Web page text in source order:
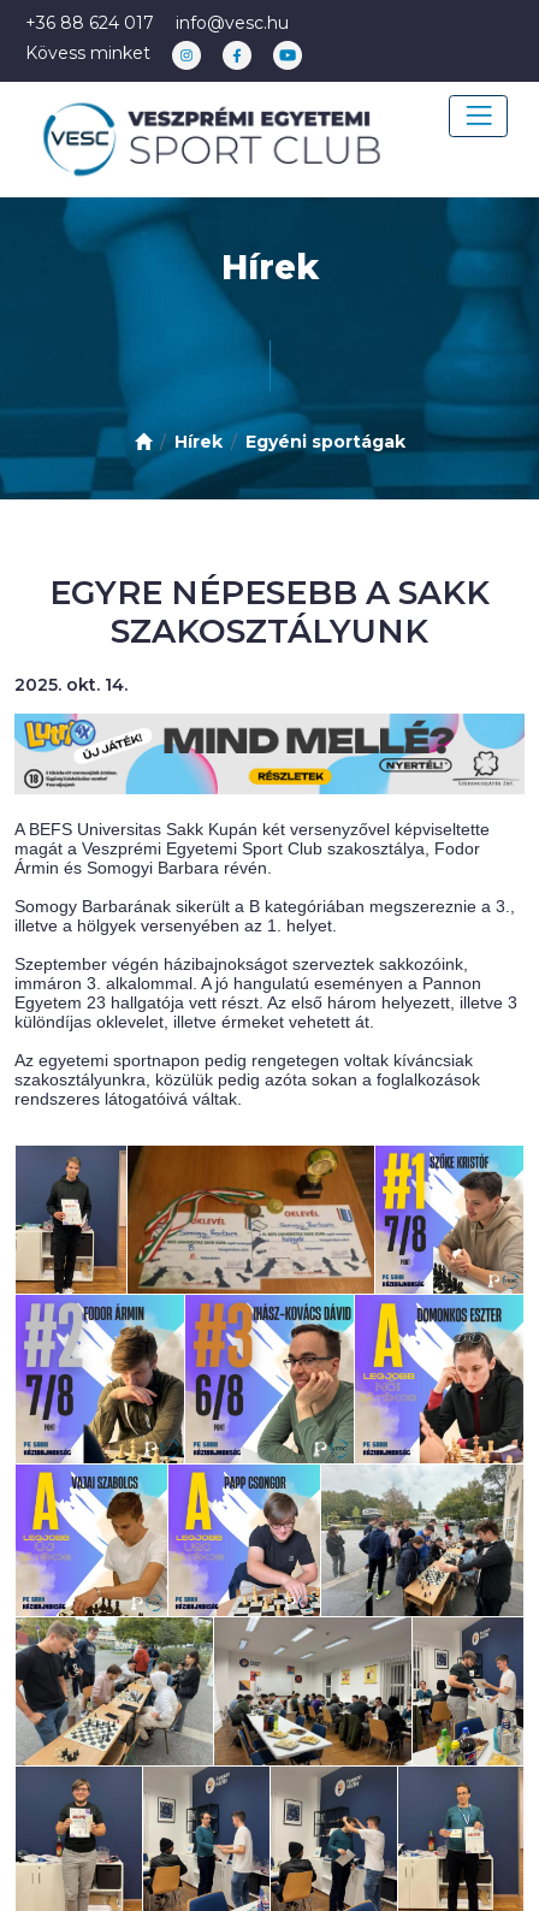
+36 88 624 017
info@vesc.hu
Kövess minket
Hírek
Hírek Egyéni sportágak
EGYRE NÉPESEBB A SAKK
SZAKOSZTÁLYUNK
2025. okt. 14.
A BEFS Universitas Sakk Kupán két versenyzővel képviseltette
magát a Veszprémi Egyetemi Sport Club szakosztálya, Fodor
Ármin és Somogyi Barbara révén.
Somogy Barbarának sikerült a B kategóriában megszereznie a 3.,
illetve a hölgyek versenyében az 1. helyet.
Szeptember végén házibajnokságot szerveztek sakkozóink,
immáron 3. alkalommal. A jó hangulatú eseményen a Pannon
Egyetem 23 hallgatója vett részt. Az első három helyezett, illetve 3
különdíjas oklevelet, illetve érmeket vehetett át.
Az egyetemi sportnapon pedig rengetegen voltak kíváncsiak
szakosztályunkra, közülük pedig azóta sokan a foglalkozások
rendszeres látogatóivá váltak.